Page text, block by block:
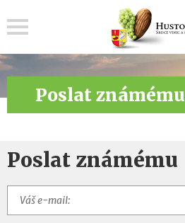
Poslat známému
Poslat známému